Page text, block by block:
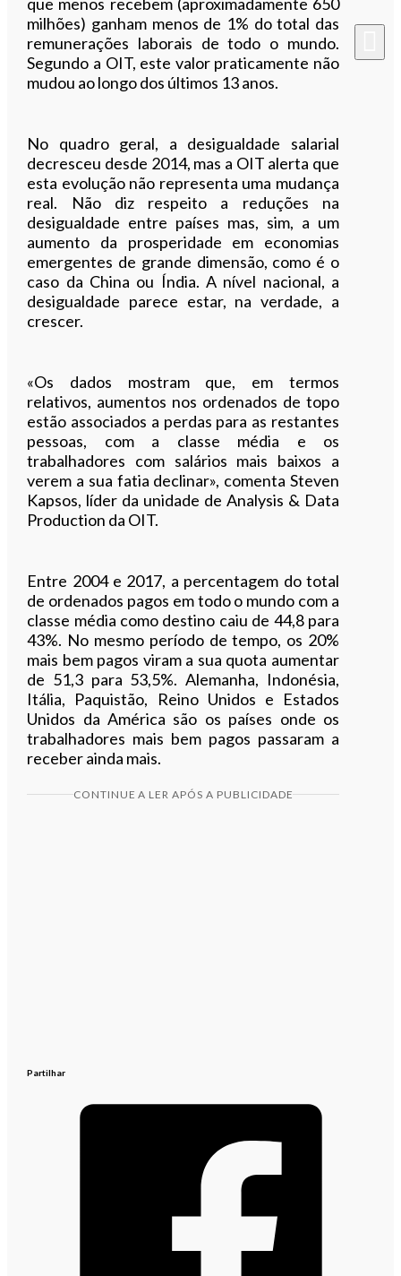
milhões) ganham menos de 1% do total das
remunerações laborais de todo o mundo.
Segundo a OIT, este valor praticamente não
mudou ao longo dos últimos 13 anos.
No quadro geral, a desigualdade salarial
decresceu desde 2014, mas a OIT alerta que
esta evolução não representa uma mudança
real. Não diz respeito a reduções na
desigualdade entre países mas, sim, a um
aumento da prosperidade em economias
emergentes de grande dimensão, como é o
caso da China ou Índia. A nível nacional, a
desigualdade parece estar, na verdade, a
crescer.
«Os dados mostram que, em termos
relativos, aumentos nos ordenados de topo
estão associados a perdas para as restantes
pessoas, com a classe média e os
trabalhadores com salários mais baixos a
verem a sua fatia declinar», comenta Steven
Kapsos, líder da unidade de Analysis & Data
Production da OIT.
Entre 2004 e 2017, a percentagem do total
de ordenados pagos em todo o mundo com a
classe média como destino caiu de 44,8 para
43%. No mesmo período de tempo, os 20%
mais bem pagos viram a sua quota aumentar
de 51,3 para 53,5%. Alemanha, Indonésia,
Itália, Paquistão, Reino Unidos e Estados
Unidos da América são os países onde os
trabalhadores mais bem pagos passaram a
receber ainda mais.
CONTINUE A LER APÓS A PUBLICIDADE
Partilhar